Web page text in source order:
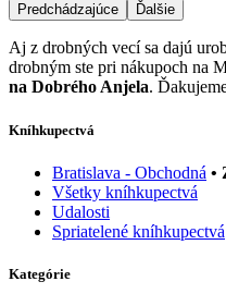
Predchádzajúce Ďalšie
Aj z drobných vecí sa dajú
drobným ste pri nákupoch na
na Dobrého Anjela.
Kníhkupectvá
Bratislava - Obchodná •
Všetky kníhkupectvá
Udalosti
Spriatelené kníhkupectvá
Kategórie